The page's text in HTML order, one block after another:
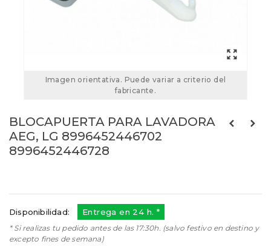
Imagen orientativa. Puede variar a criterio del
fabricante.
BLOCAPUERTA PARA LAVADORA
AEG, LG 8996452446702
8996452446728
Disponibilidad: Entrega en 24 h. *
* Si realizas tu pedido antes de las 17:30h. (salvo festivo en destino y
excepto fines de semana)